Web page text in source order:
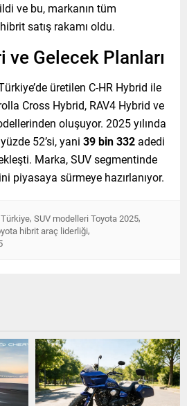
ve bu, markanın tüm
satış rakamı oldu.
ve Gelecek Planları
üretilen C-HR Hybrid ile
Cross Hybrid, RAV4 Hybrid ve
oluşuyor. 2025 yılında
52’si, yani 39 bin 332 adedi
Marka, SUV segmentinde
piyasaya sürmeye hazırlanıyor.
, SUV modelleri Toyota 2025,
hibrit araç liderliği,